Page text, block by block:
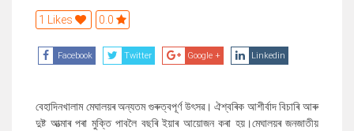
1 Likes 0.0
Facebook Twitter Google + Linkedin
বেহাদিনখালাম মেঘালয়ৰ অন্যতম গুৰুত্বপূৰ্ণ উৎসৱ। ঐশ্বৰিক আশীৰ্বাদ বিচাৰি আৰু
দুষ্ট আত্মাৰ পৰা মুক্তি পাবলৈ বছৰি ইয়াৰ আয়োজন কৰা হয়।মেঘালয়ৰ জনজাতীয়